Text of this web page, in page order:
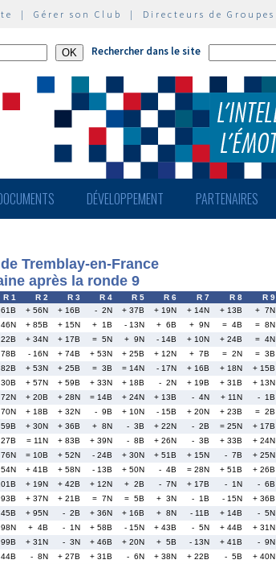
| Gérer son Club | Directeurs de Groupes
Rechercher dans le site
DÉVELOPPEMENT PARTENAIRES
Tremblay-en-France
après la ronde 9
R 1 R 2 R 3 R 4 R 5 R 6 R 7 R 8 R 9
+ 56N + 16B - 2N + 37B + 19N + 14N + 13B + 7N
+ 85B + 15N + 1B - 13N + 6B + 9N = 4B = 8N
+ 34N + 17B = 5N + 9N - 14B + 10N + 24B = 4N
- 16N + 74B + 53N + 25B + 12N + 7B = 2N = 3B
+ 53N + 25B = 3B = 14N - 17N + 16B + 18N + 15B
+ 57N + 59B + 33N + 18B - 2N + 19B + 31B + 13N
+ 20B + 28N = 14B + 24N + 13B - 4N + 11N - 1B
+ 18B + 32N - 9B + 10N - 15B + 20N + 23B = 2B
+ 30N + 36B + 8N - 3B + 22N - 2B = 25N + 17B
= 11N + 83B + 39N - 8B + 26N - 3B + 33B + 24N
= 10B + 52N - 24B + 30N + 51B + 15N - 7B + 25N
+ 41B + 58N - 13B + 50N - 4B = 28N + 51B + 26B
+ 19N + 42B + 12N + 2B - 7N + 17B - 1N - 6B
+ 37N + 21B = 7N = 5B + 3N - 1B - 15N + 36B
+ 95N - 2B + 36N + 16B + 8N - 11B + 14B - 5N
+ 4B - 1N + 58B - 15N + 43B - 5N + 44B + 31N
+ 31N - 3N + 46B + 20N + 5B - 13N + 41B - 9N
- 8N + 27B + 31B - 6N + 38N + 22B - 5B + 40N